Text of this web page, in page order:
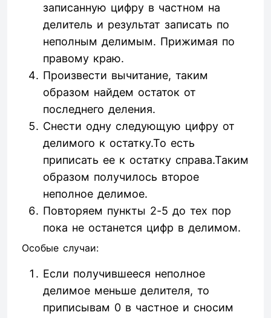
записанную цифру в частном на
делитель и результат записать по
неполным делимым. Прижимая по
правому краю.
Произвести вычитание, таким
образом найдем остаток от
последнего деления.
Снести одну следующую цифру от
делимого к остатку.То есть
приписать ее к остатку справа.Таким
образом получилось второе
неполное делимое.
Повторяем пункты 2-5 до тех пор
пока не останется цифр в делимом.
Особые случаи:
Если получившееся неполное
делимое меньше делителя, то
приписывам 0 в частное и сносим